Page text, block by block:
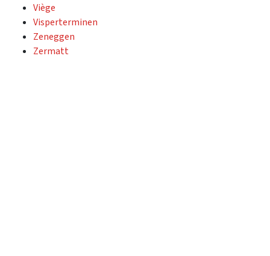
Viège
Visperterminen
Zeneggen
Zermatt